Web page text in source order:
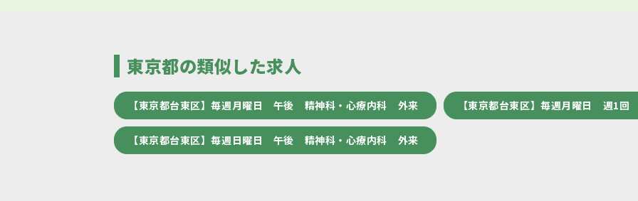
東京都の類似した求人
【東京都台東区】毎週月曜日 午後 精神科・心療内科 外来 【東京都台東区】毎週月曜日 週
【東京都台東区】毎週日曜日 午後 精神科・心療内科 外来